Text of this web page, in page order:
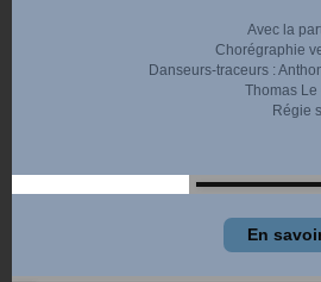
Avec la
Chorégraphie
Danseurs-traceurs :
Thomas Le
Régie
En